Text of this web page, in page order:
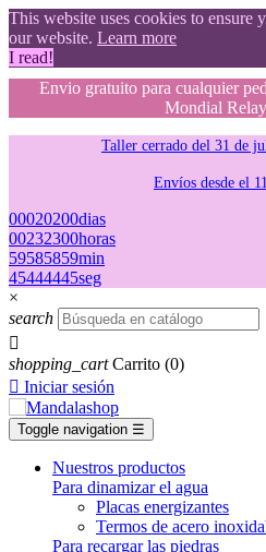
This website uses cookies to ensure
our website. Learn more
I read!
Envio gratuito para cualquier
Mondial
Taller cerrado del 31 de
Envíos desde el
00020200dias
00232300horas
59585859min
44434344seg
×
search

shopping_cart Carrito (0)
 Iniciar sesión
Toggle navigation ☰
Nuestros productos
Para dinamizar el agua
Placas energizantes
Termos de acero
Para recargar las piedras